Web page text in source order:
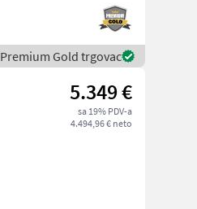
Premium Gold trgovac
5.349 €
sa 19% PDV-a
4.494,96 € neto